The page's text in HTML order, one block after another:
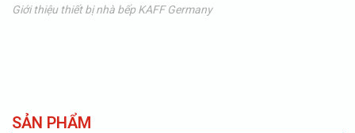
Giới thiệu thiết bị nhà bếp KAFF Germany
SẢN PHẨM